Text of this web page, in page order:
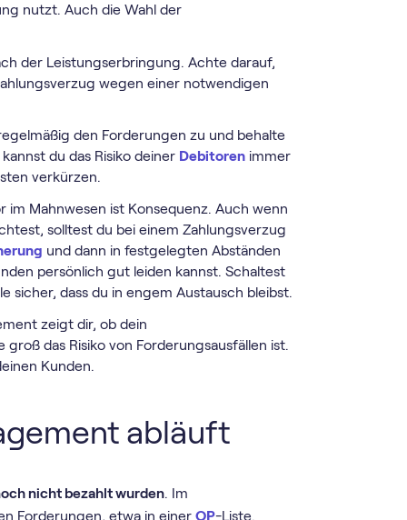
nutzt. Auch die Wahl der
der Leistungserbringung. Achte darauf,
wegen einer notwendigen
den Forderungen zu und behalte
du das Risiko deiner Debitorenimmer
verkürzen.
im Mahnwesen ist Konsequenz. Auch wenn
solltest du bei einem Zahlungsverzug
und dann in festgelegten Abständen
persönlich gut leiden kannst. Schaltest
sicher, dass du in engem Austausch bleibst.
zeigt dir, ob dein
das Risiko von Forderungsausfällen ist.
Kunden.
abläuft
nicht bezahlt wurden. Im
Forderungen, etwa in einerOP-Liste.